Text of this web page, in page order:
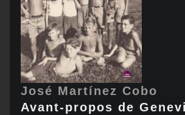
José Martínez Cobo
Avant-propos de